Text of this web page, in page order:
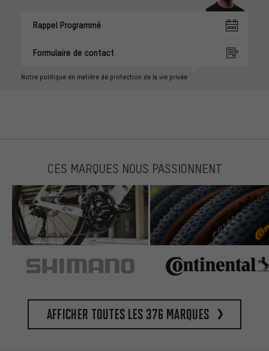
Rappel Programmé
Formulaire de contact
Notre politique en matière de protection de la vie privée
CES MARQUES NOUS PASSIONNENT
Afficher toutes les 376 marques